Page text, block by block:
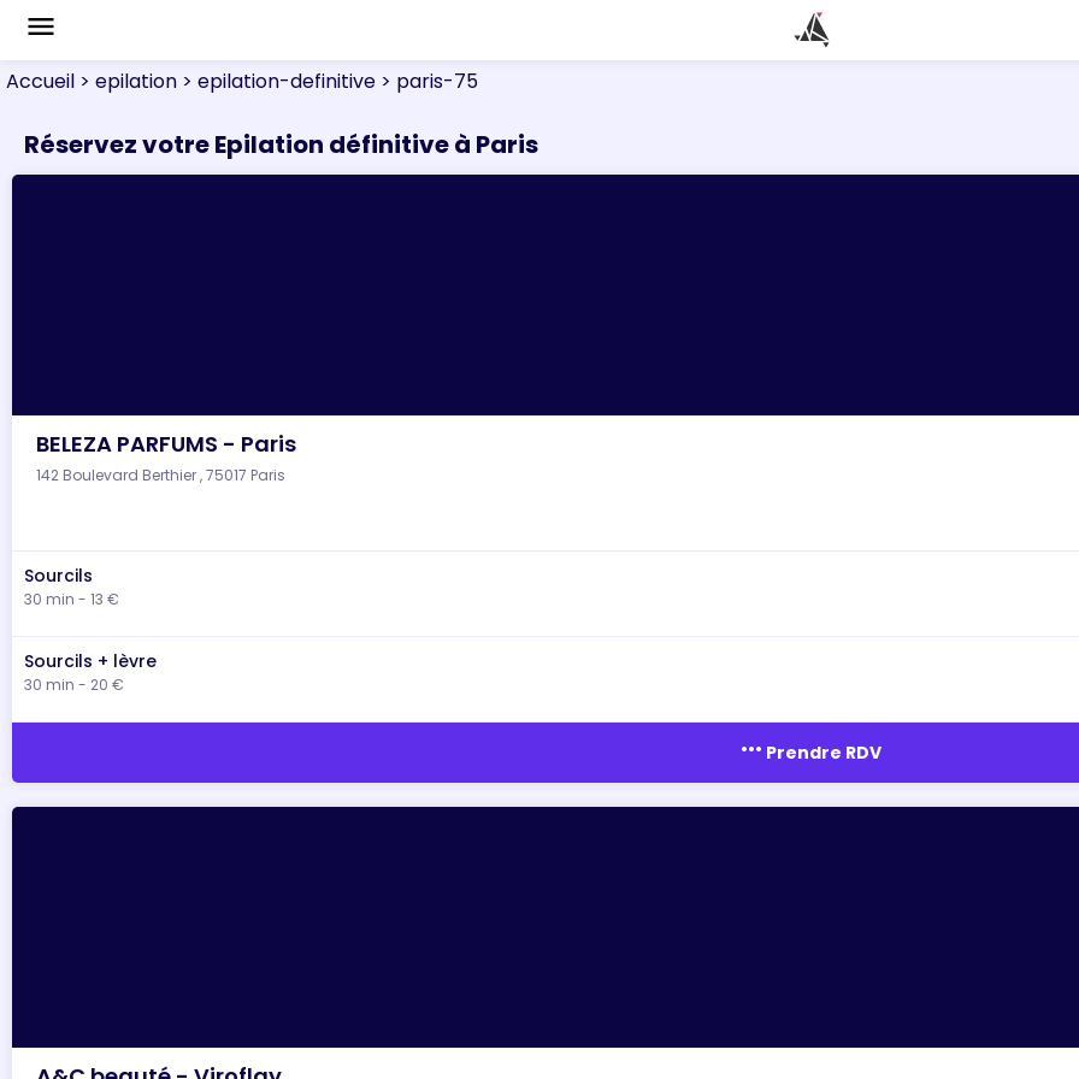
menu
Accueil > epilation > epilation-definitive > paris-75
Réservez votre Epilation définitive à Paris
BELEZA PARFUMS - Paris
142 Boulevard Berthier , 75017 Paris
Sourcils
30 min - 13 €
Sourcils + lèvre
30 min - 20 €
more_horiz Prendre RDV